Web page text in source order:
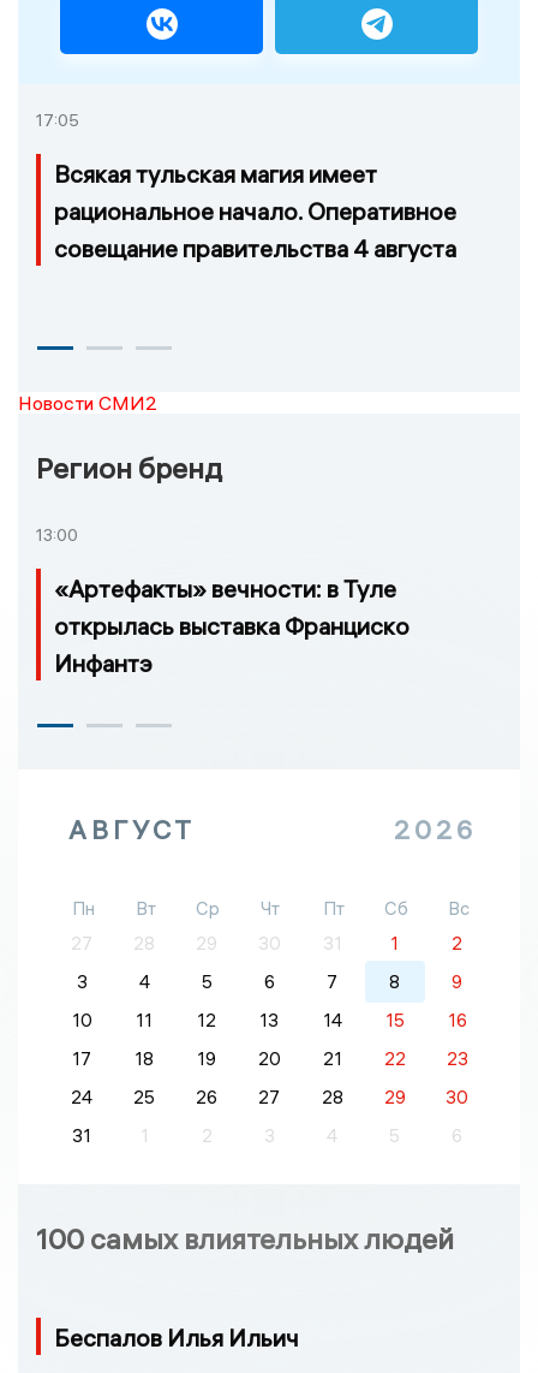
17:05
Всякая тульская магия имеет
рациональное начало. Оперативное
совещание правительства 4 августа
Новости СМИ2
Регион бренд
13:00
«Артефакты» вечности: в Туле
открылась выставка Франциско
Инфантэ
АВГУСТ 2026
Пн Вт Ср Чт Пт Сб
Вс
27
28 29 30 31 1
2
3
4 5 6 7 8
9
10
11 12 13 14 15
16
17
18 19 20 21 22
23
24
25 26 27 28 29
30
31
1 2 3 4 5 6
100 самых влиятельных людей
Беспалов Илья Ильич